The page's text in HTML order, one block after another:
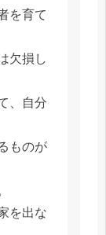
を育て
欠損し
、自分
ものが
を出な